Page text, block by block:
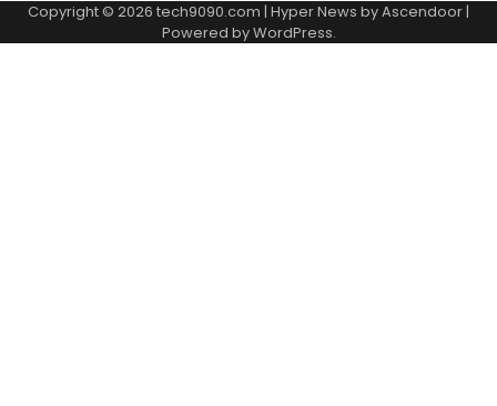
Copyright © 2026 tech9090.com | Hyper News byAscendoor |
Powered byWordPress.